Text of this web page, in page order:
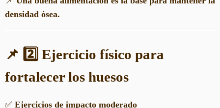
densidad ósea.
📌 2️⃣ Ejercicio físico para
fortalecer los huesos
✅ Ejercicios de impacto moderado